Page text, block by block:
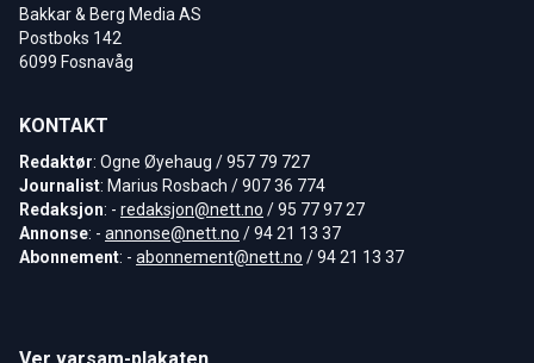
Bakkar & Berg Media AS
Postboks 142
6099 Fosnavåg
KONTAKT
Redaktør: Ogne Øyehaug / 957 79 727
Journalist: Marius Rosbach / 907 36 774
Redaksjon: - redaksjon@nett.no / 95 77 97 27
Annonse: - annonse@nett.no / 94 21 13 37
Abonnement: - abonnement@nett.no / 94 21 13 37